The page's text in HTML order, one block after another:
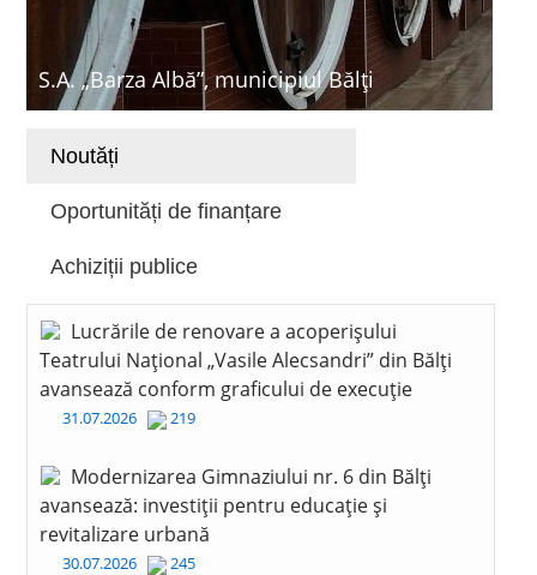
S.A. „Barza Albă”, municipiul Bălți
Noutăți
Oportunități de finanțare
Achiziții publice
Lucrările de renovare a acoperișului
Teatrului Național „Vasile Alecsandri” din Bălți
avansează conform graficului de execuție
31.07.2026 219
Modernizarea Gimnaziului nr. 6 din Bălți
avansează: investiții pentru educație și
revitalizare urbană
30.07.2026 245